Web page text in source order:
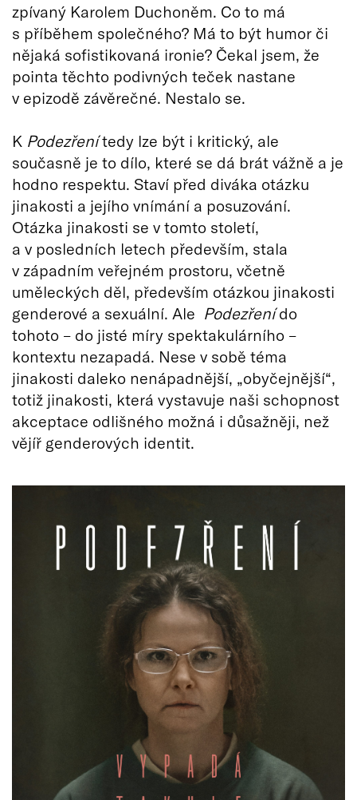
zpívaný Karolem Duchoněm. Co to má
s příběhem společného? Má to být humor či
nějaká sofistikovaná ironie? Čekal jsem, že
pointa těchto podivných teček nastane
v epizodě závěrečné. Nestalo se.
K Podezřenítedy lze být i kritický, ale
současně je to dílo, které se dá brát vážně a je
hodno respektu. Staví před diváka otázku
jinakosti a jejího vnímání a posuzování.
Otázka jinakosti se v tomto století,
a v posledních letech především, stala
v západním veřejném prostoru, včetně
uměleckých děl, především otázkou jinakosti
genderové a sexuální. Ale Podezřenído
tohoto – do jisté míry spektakulárního –
kontextu nezapadá. Nese v sobě téma
jinakosti daleko nenápadnější, „obyčejnější“,
totiž jinakosti, která vystavuje naši schopnost
akceptace odlišného možná i důsažněji, než
vějíř genderových identit.